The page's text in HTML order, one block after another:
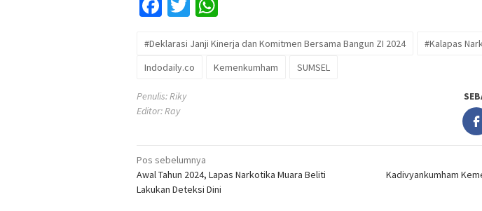
#Deklarasi Janji Kinerja dan Komitmen Bersama Bangun ZI 2024
#Kalapas
Indodaily.co
Kemenkumham SUMSEL
Penulis: Riky
Editor: Ray
Navigasi
pos
Pos sebelumnya
Awal Tahun 2024, Lapas Narkotika Muara Beliti
Lakukan Deteksi Dini
Kadivyankumham